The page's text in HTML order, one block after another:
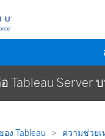
Tableau Server
ง Tableau ความช่วยเ